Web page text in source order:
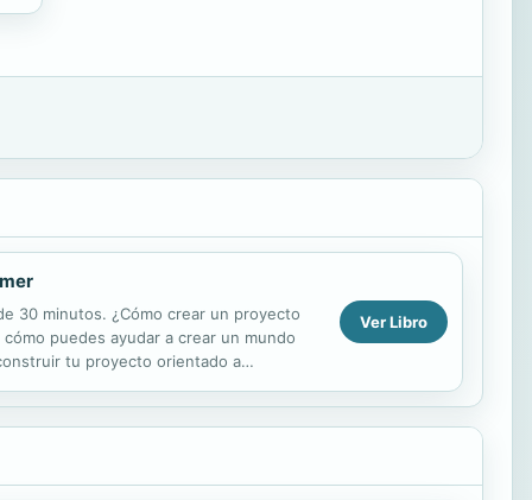
30 minutos. ¿Cómo crear un proyecto
puedes ayudar a crear un mundo
tu proyecto orientado a
Ver Libro